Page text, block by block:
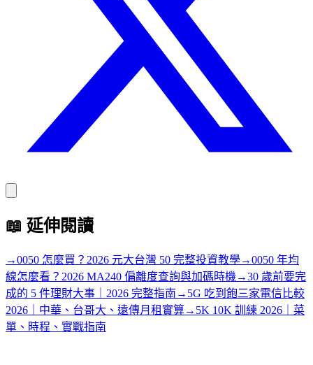
📖 延伸閱讀
→0050 怎麼買？2026 元大台灣 50 完整投資教學→0050 年均
線怎麼看？2026 MA240 偏離度查詢與加碼時機 →30 歲前要完
成的 5 件理財大事｜2026 完整指南 → 5G 吃到飽三家電信比較
2026｜中華、台哥大、遠傳月租實算→ 5K 10K 訓練 2026｜菜
單、時程、實戰指南